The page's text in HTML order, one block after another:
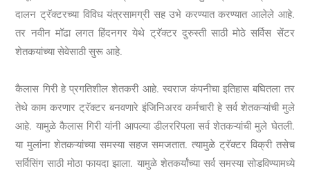
दालन ट्रॅक्टरच्या विविध यंत्रसामग्री सह उभे करण्यात करण्यात आलेले आहे.
तर नवीन मॉढा लगत हिंदनगर येथे ट्रॅक्टर दुरुस्ती साठी मोठे सर्विस सेंटर
शेतकयांच्या सेवेसाठी सुरू आहे.
कैलास गिरी हे प्रगतिशील शेतकरी आहे. स्वराज कंपनीचा इतिहास बघितला तर
तेथे काम करणार ट्रॅक्टर बनवणारे इंजिनिअरव कर्मचारी हे सर्व शेतकऱ्यांची मुले
आहे. यामुळे कैलास गिरी यांनी आपल्या डीलररिपला सर्व शेतकऱ्यांची मुले घेतली.
या मुलांना शेतकऱ्यांच्या समस्या सहज समजतात. त्यामुळे ट्रॅक्टर विक्री तसेच
सर्विसिंग साठी मोठा फायदा झाला. यामुळे शेतकर्यांच्या सर्व समस्या सोडविण्यामध्ये